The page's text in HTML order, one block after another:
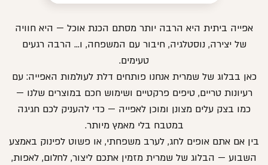
אפייה ביתית היא הרבה יותר מסתם הכנת אוכל — היא חוויה
של יצירה, נוסטלגיה, חיבור עם המשפחה, ו… הרבה רגעים
טעימים.
כאן בבלוג של שמרית אנחנו פותחים דלת לעולמות האפייה: עם
רעיונות טריים, טיפים פרקטיים ושימוש חכם במוצרים שלנו —
כמו בצק עלים מצונן ומוכן לאפייה — כדי להעניק לכם חגיגה
במטבח בלי מאמץ מיותר.
בין אם אתם אופים לחג, לערב משפחתי, או פשוט לפינוק באמצע
השבוע — הבלוג של שמרית מזמין אתכם ליצור, לחלום, לאפות,